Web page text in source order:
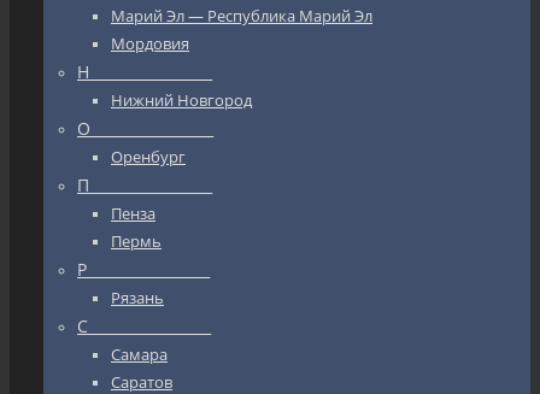
Марий Эл — Республика Марий Эл
Мордовия
Н_________________
Нижний Новгород
О_________________
Оренбург
П_________________
Пенза
Пермь
Р_________________
Рязань
С_________________
Самара
Саратов